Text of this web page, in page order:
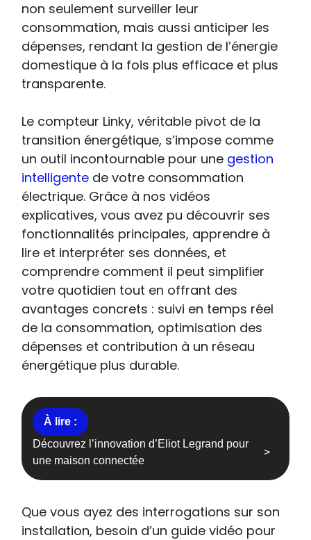
non seulement surveiller leur
consommation, mais aussi anticiper les
dépenses, rendant la gestion de l’énergie
domestique à la fois plus efficace et plus
transparente.
Le compteur Linky, véritable pivot de la
transition énergétique, s’impose comme
un outil incontournable pour une gestion
intelligente de votre consommation
électrique. Grâce à nos vidéos
explicatives, vous avez pu découvrir ses
fonctionnalités principales, apprendre à
lire et interpréter ses données, et
comprendre comment il peut simplifier
votre quotidien tout en offrant des
avantages concrets : suivi en temps réel
de la consommation, optimisation des
dépenses et contribution à un réseau
énergétique plus durable.
Découvrez l’innovation d’Eliot Legrand pour
une maison connectée
Que vous ayez des interrogations sur son
installation, besoin d’un guide vidéo pour